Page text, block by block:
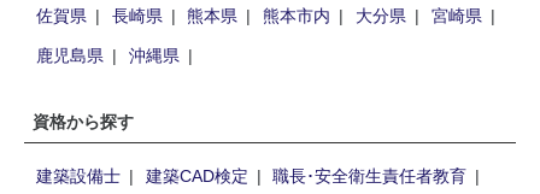
佐賀県
長崎県 熊本県 熊本市内 大分県
宮崎県
鹿児島県
沖縄県
資格から探す
建築設備士 建築CAD検定
職長･安全衛生責任者教育